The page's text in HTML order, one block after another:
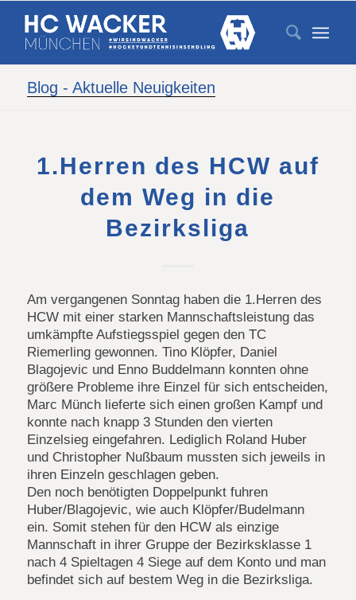
Blog - Aktuelle Neuigkeiten
1.Herren des HCW auf
dem Weg in die
Bezirksliga
Am vergangenen Sonntag haben die 1.Herren des
HCW mit einer starken Mannschaftsleistung das
umkämpfte Aufstiegsspiel gegen den TC
Riemerling gewonnen. Tino Klöpfer, Daniel
Blagojevic und Enno Buddelmann konnten ohne
größere Probleme ihre Einzel für sich entscheiden,
Marc Münch lieferte sich einen großen Kampf und
konnte nach knapp 3 Stunden den vierten
Einzelsieg eingefahren. Lediglich Roland Huber
und Christopher Nußbaum mussten sich jeweils in
ihren Einzeln geschlagen geben.
Den noch benötigten Doppelpunkt fuhren
Huber/Blagojevic, wie auch Klöpfer/Budelmann
ein. Somit stehen für den HCW als einzige
Mannschaft in ihrer Gruppe der Bezirksklasse 1
nach 4 Spieltagen 4 Siege auf dem Konto und man
befindet sich auf bestem Weg in die Bezirksliga.